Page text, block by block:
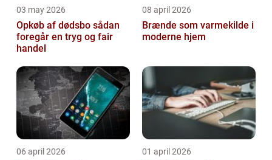
03 may 2026
Opkøb af dødsbo sådan
foregår en tryg og fair
handel
08 april 2026
Brænde som varmekilde i
moderne hjem
06 april 2026 01 april 2026